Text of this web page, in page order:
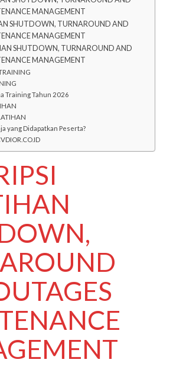
MANAGEMENT
SHUTDOWN, TURNAROUND AND
MANAGEMENT
SHUTDOWN, TURNAROUND AND
MANAGEMENT
Training Tahun 2026
yang Didapatkan Peserta?